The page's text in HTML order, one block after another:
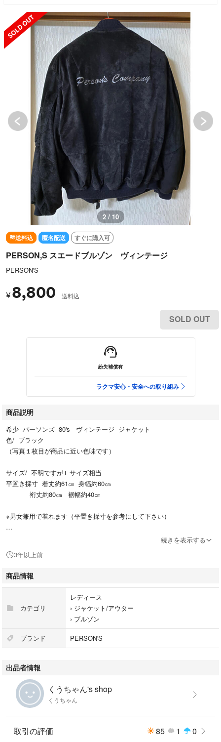
SOLD OUT
3 / 10
送料込 匿名配送 すぐに購入可
PERSON,S スエードブルゾン ヴィンテージ
PERSON'S
¥ 8,800 送料込
SOLD OUT
紛失補償有
ラクマ安心・安全への取り組み
商品説明
希少 パーソンズ 80's ヴィンテージ ジャケット
色/ ブラック
（写真１枚目が商品に近い色味です）
サイズ/ 不明ですがＬサイズ相当
平置き採寸 着丈￼約61㎝ 身幅約60㎝
裄丈約80㎝ 裾幅約40㎝
※男女兼用で着れます（平置き採寸を参考にして下さい）
※背面にグレー糸でPersons Companyと刺繍有り
※裾や袖口のゴム部分に糸が出たりしている部分がありますが、全体的に
はキズもなくキレイです
※クリーニング済みです
※USED品にご理解がある方よろしくお願い致します
#PERSON'S ＃パーソンズ #ヴィンテージ
#古着 #スエードブルゾン #ＭＡ－１
続きを表示する
3年以上前
商品情報
カテゴリ
レディース
› ジャケット/アウター
› ブルゾン
ブランド PERSON'S
出品者情報
くうちゃん's shop
くうちゃん
取引の評価 85 1 0